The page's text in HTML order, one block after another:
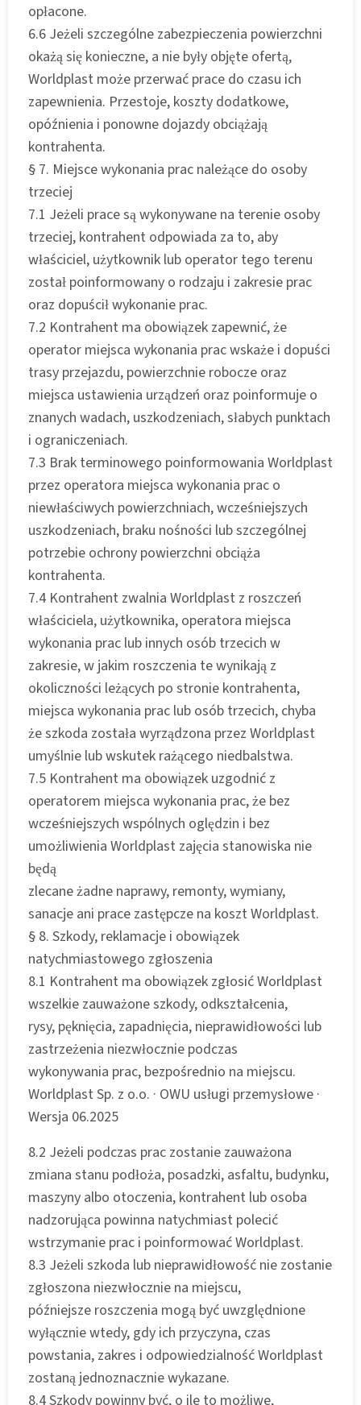
opłacone.
6.6 Jeżeli szczególne zabezpieczenia powierzchni
okażą się konieczne, a nie były objęte ofertą,
Worldplast może przerwać prace do czasu ich
zapewnienia. Przestoje, koszty dodatkowe,
opóźnienia i ponowne dojazdy obciążają
kontrahenta.
§ 7. Miejsce wykonania prac należące do osoby
trzeciej
7.1 Jeżeli prace są wykonywane na terenie osoby
trzeciej, kontrahent odpowiada za to, aby
właściciel, użytkownik lub operator tego terenu
został poinformowany o rodzaju i zakresie prac
oraz dopuścił wykonanie prac.
7.2 Kontrahent ma obowiązek zapewnić, że
operator miejsca wykonania prac wskaże i dopuści
trasy przejazdu, powierzchnie robocze oraz
miejsca ustawienia urządzeń oraz poinformuje o
znanych wadach, uszkodzeniach, słabych punktach
i ograniczeniach.
7.3 Brak terminowego poinformowania Worldplast
przez operatora miejsca wykonania prac o
niewłaściwych powierzchniach, wcześniejszych
uszkodzeniach, braku nośności lub szczególnej
potrzebie ochrony powierzchni obciąża
kontrahenta.
7.4 Kontrahent zwalnia Worldplast z roszczeń
właściciela, użytkownika, operatora miejsca
wykonania prac lub innych osób trzecich w
zakresie, w jakim roszczenia te wynikają z
okoliczności leżących po stronie kontrahenta,
miejsca wykonania prac lub osób trzecich, chyba
że szkoda została wyrządzona przez Worldplast
umyślnie lub wskutek rażącego niedbalstwa.
7.5 Kontrahent ma obowiązek uzgodnić z
operatorem miejsca wykonania prac, że bez
wcześniejszych wspólnych oględzin i bez
umożliwienia Worldplast zajęcia stanowiska nie
będą
zlecane żadne naprawy, remonty, wymiany,
sanacje ani prace zastępcze na koszt Worldplast.
§ 8. Szkody, reklamacje i obowiązek
natychmiastowego zgłoszenia
8.1 Kontrahent ma obowiązek zgłosić Worldplast
wszelkie zauważone szkody, odkształcenia,
rysy, pęknięcia, zapadnięcia, nieprawidłowości lub
zastrzeżenia niezwłocznie podczas
wykonywania prac, bezpośrednio na miejscu.
Worldplast Sp. z o.o. · OWU usługi przemysłowe ·
Wersja 06.2025
8.2 Jeżeli podczas prac zostanie zauważona
zmiana stanu podłoża, posadzki, asfaltu, budynku,
maszyny albo otoczenia, kontrahent lub osoba
nadzorująca powinna natychmiast polecić
wstrzymanie prac i poinformować Worldplast.
8.3 Jeżeli szkoda lub nieprawidłowość nie zostanie
zgłoszona niezwłocznie na miejscu,
późniejsze roszczenia mogą być uwzględnione
wyłącznie wtedy, gdy ich przyczyna, czas
powstania, zakres i odpowiedzialność Worldplast
zostaną jednoznacznie wykazane.
8.4 Szkody powinny być, o ile to możliwe,